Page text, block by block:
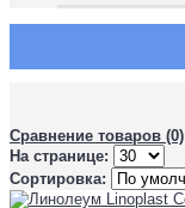
Сравнение товаров (0)
На странице:
Сортировка: